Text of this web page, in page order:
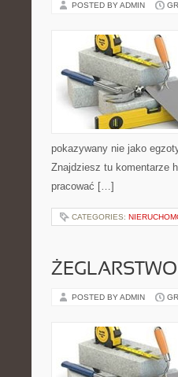
POSTED BY ADMIN
pokazywany nie jako
Znajdziesz tu komentarze
pracować […]
CATEGORIES:
POSTED BY ADMIN